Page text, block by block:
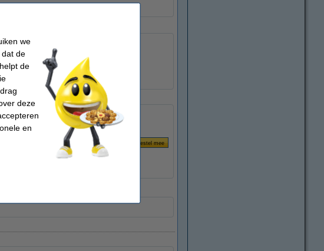
088437
53720
op geel en zwart op transparant)
we
de
de
deze
en